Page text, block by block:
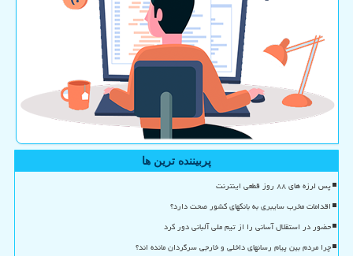
پربیننده ترین ها
پس لرزه های ۸۸ روز قطعی اینترنت
اقدامات مخرب سایبری به بانکهای کشور صحت دارد؟
حضور در استقلال آسانی را از تیم ملی آلبانی دور کرد
چرا مردم بین پیام رسانهای داخلی و خارجی سرگردان مانده اند؟